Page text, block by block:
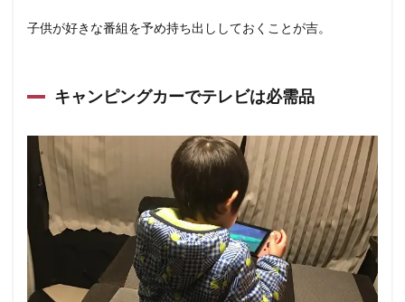
子供が好きな番組を予め持ち出ししておくことが吉。
キャンピングカーでテレビは必需品